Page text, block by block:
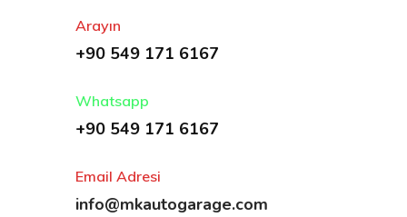
Arayın
+90 549 171 6167
Whatsapp
+90 549 171 6167
Email Adresi
info@mkautogarage.com